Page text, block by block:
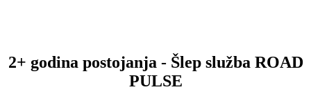
2+ godina postojanja - Šlep služba ROAD
PULSE